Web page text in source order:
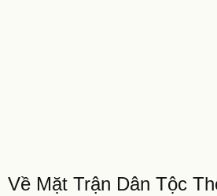
Về Mặt Trận Dân Tộc